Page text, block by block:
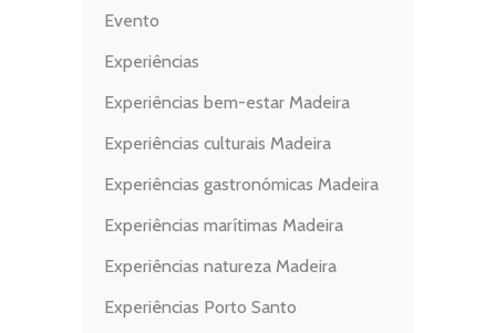
Evento
Experiências
Experiências bem-estar Madeira
Experiências culturais Madeira
Experiências gastronómicas Madeira
Experiências marítimas Madeira
Experiências natureza Madeira
Experiências Porto Santo